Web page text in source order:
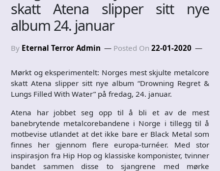
skatt Atena slipper sitt nye
album 24. januar
By Eternal Terror Admin Posted On 22-01-2020
Mørkt og eksperimentelt: Norges mest skjulte metalcore
skatt Atena slipper sitt nye album “Drowning Regret &
Lungs Filled With Water” på fredag, 24. januar.
Atena har jobbet seg opp til å bli et av de mest
banebrytende metalcorebandene i Norge i tillegg til å
motbevise utlandet at det ikke bare er Black Metal som
finnes her gjennom flere europa-turnéer. Med stor
inspirasjon fra Hip Hop og klassiske komponister, tvinner
bandet sammen disse to sjangrene med mørke